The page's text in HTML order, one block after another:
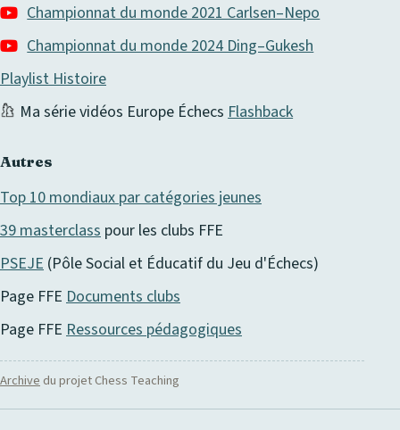
Championnat du monde 2021 Carlsen–Nepo
Championnat du monde 2024 Ding–Gukesh
Playlist Histoire
Ma série vidéos Europe Échecs Flashback
Autres
Top 10 mondiaux par catégories jeunes
39 masterclass pour les clubs FFE
PSEJE (Pôle Social et Éducatif du Jeu d'Échecs)
Page FFE Documents clubs
Page FFE Ressources pédagogiques
Archive du projet Chess Teaching